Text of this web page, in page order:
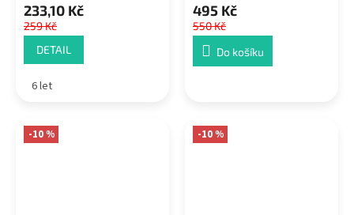
233,10 Kč
259 Kč
DETAIL
6 let
495 Kč
550 Kč
Do košíku
-10 % -10 %